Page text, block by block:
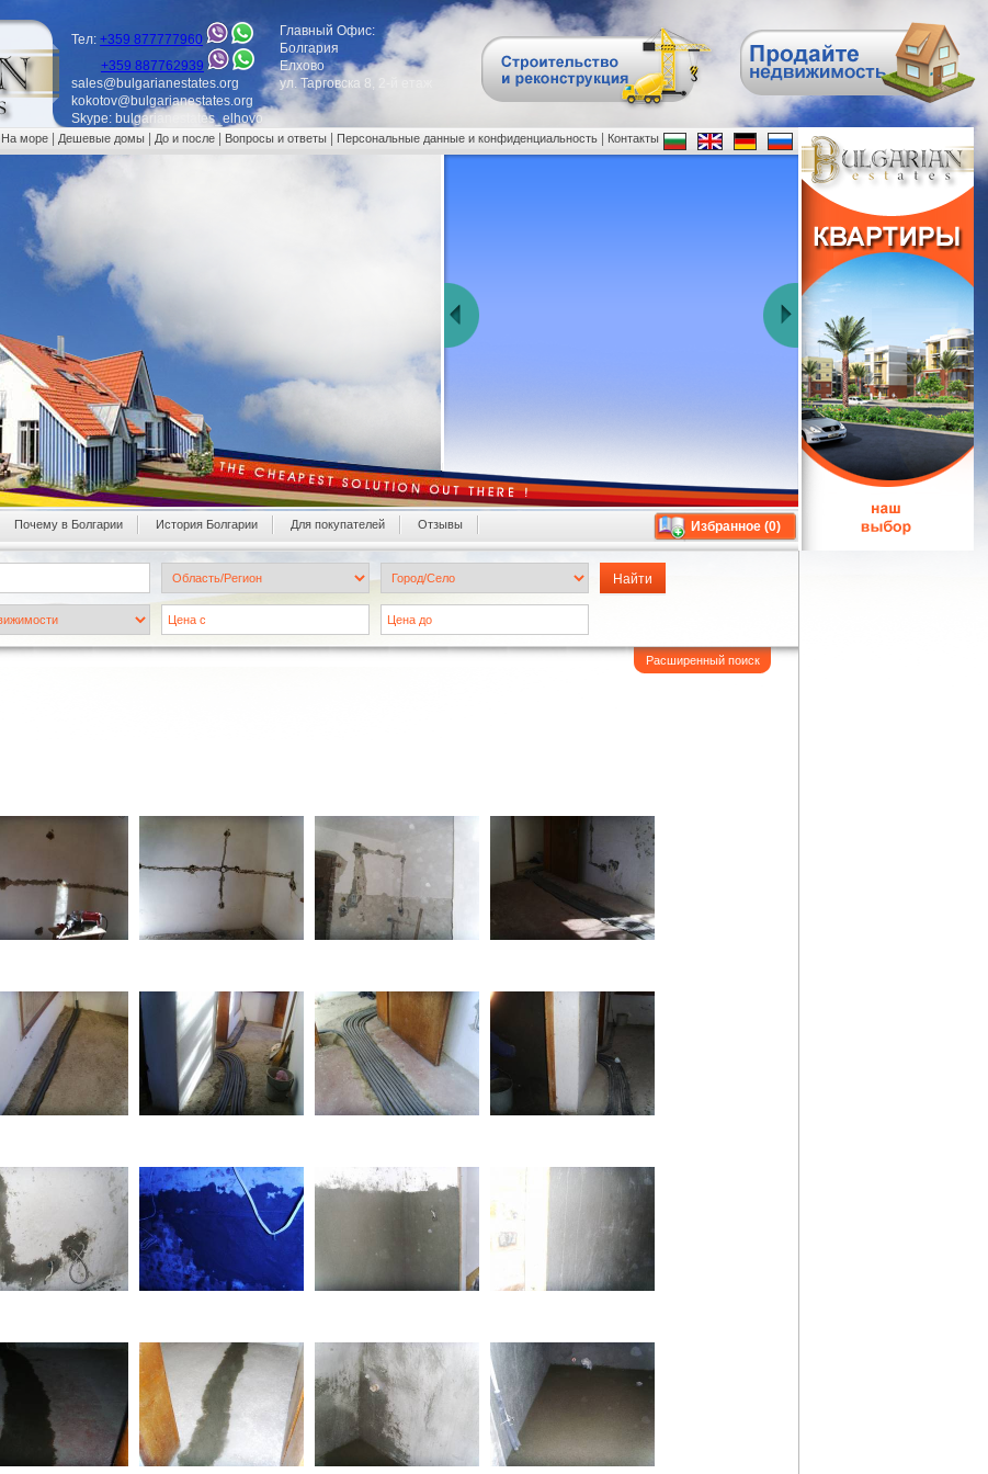
Тел: +359 877777960
+359 887762939
sales@bulgarianestates.org
kokotov@bulgarianestates.org
Skype: bulgarianestates_elhovo
Главный Офис:
Болгария
Елхово
ул. Тарговска 8, 2-й етаж
На море Дешевые домы До и после Вопросы и ответы Персональные данные и конфиденциальность Контакты
Почему в Болгарии История Болгарии Для покупателей Oтзывы Избранное (0)
Расширенный поиск